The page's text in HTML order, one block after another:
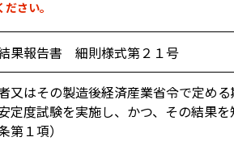
さい。
果報告書 細則様式第２１号
又はその製造後経済産業省令で定め
定度試験を実施し、かつ、その結果
第１項）